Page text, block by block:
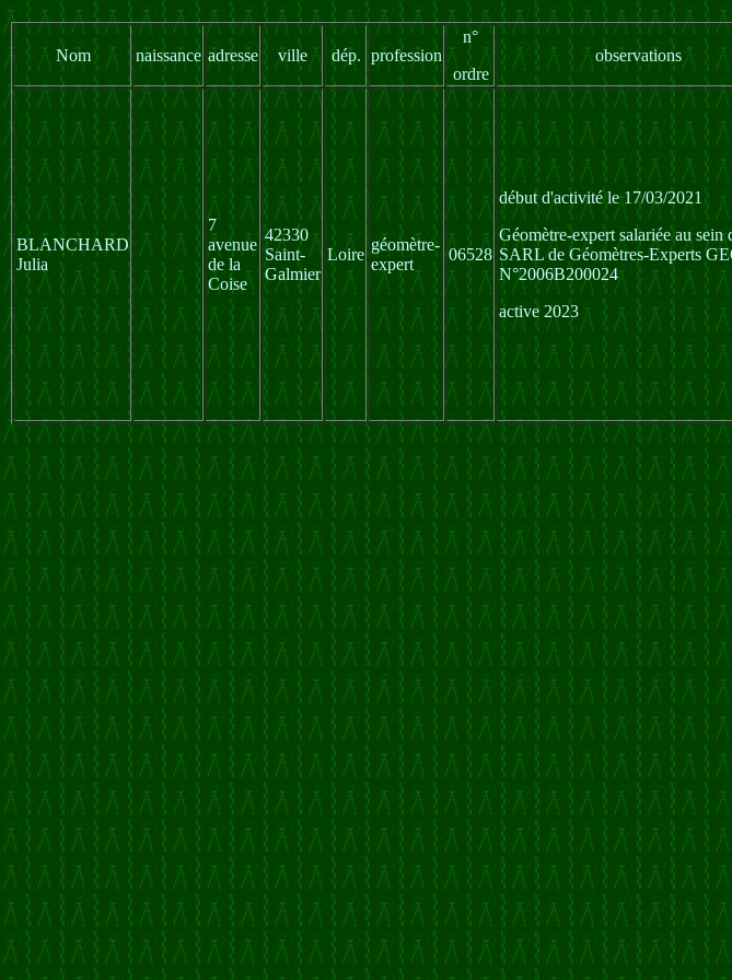
Nom naissance adresse ville dép. profession
n°
ordre
observations
BLANCHARD
Julia
7
avenue
de la
Coise
42330
Saint-
Galmier
Loire
géomètre-
expert
06528
début d'activité le 17/03/2021
Géomètre-expert salariée au sein
SARL de Géomètres-Experts
N°2006B200024
active 2023